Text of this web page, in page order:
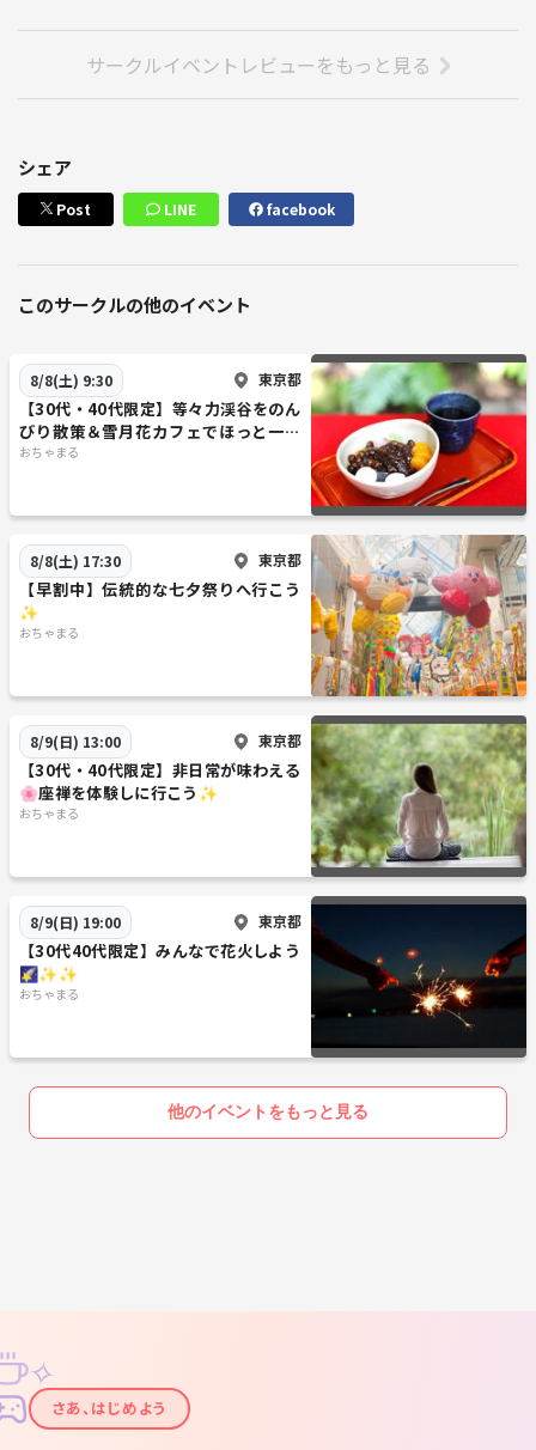
サークルイベントレビューをもっと見る
シェア
Post LINE facebook
このサークルの他のイベント
8/8(土) 9:30 東京都
【30代・40代限定】等々力渓谷をのん
びり散策＆雪月花カフェでほっと一息
🍰☕️
おちゃまる
8/8(土) 17:30 東京都
【早割中】伝統的な七夕祭りへ行こう
✨
おちゃまる
8/9(日) 13:00 東京都
【30代・40代限定】非日常が味わえる
🌸座禅を体験しに行こう✨
おちゃまる
8/9(日) 19:00 東京都
【30代40代限定】みんなで花火しよう
🌠✨✨
おちゃまる
他のイベントをもっと見る
✦
✧
さあ、はじめよう